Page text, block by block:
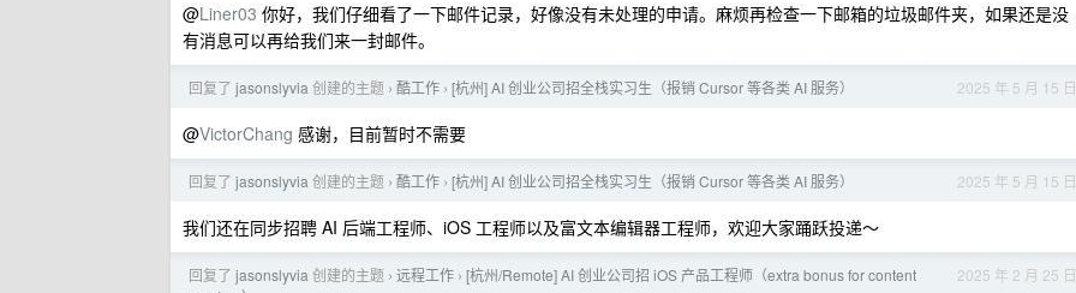
@Liner03 你好，我们仔细看了一下邮件记录，好像没有未处理的申请。麻烦再检查一下邮箱的垃圾邮件夹，如果还是没
有消息可以再给我们来一封邮件。
2025 年 5 月 15 日
回复了 jasonslyvia 创建的主题 › 酷工作 › [杭州] AI 创业公司招全栈实习生（报销 Cursor 等各类 AI 服务）
@VictorChang 感谢，目前暂时不需要
2025 年 5 月 15 日
回复了 jasonslyvia 创建的主题 › 酷工作 › [杭州] AI 创业公司招全栈实习生（报销 Cursor 等各类 AI 服务）
我们还在同步招聘 AI 后端工程师、iOS 工程师以及富文本编辑器工程师，欢迎大家踊跃投递～
2025 年 2 月 25 日
回复了 jasonslyvia 创建的主题 › 远程工作 › [杭州/Remote] AI 创业公司招 iOS 产品工程师（extra bonus for content